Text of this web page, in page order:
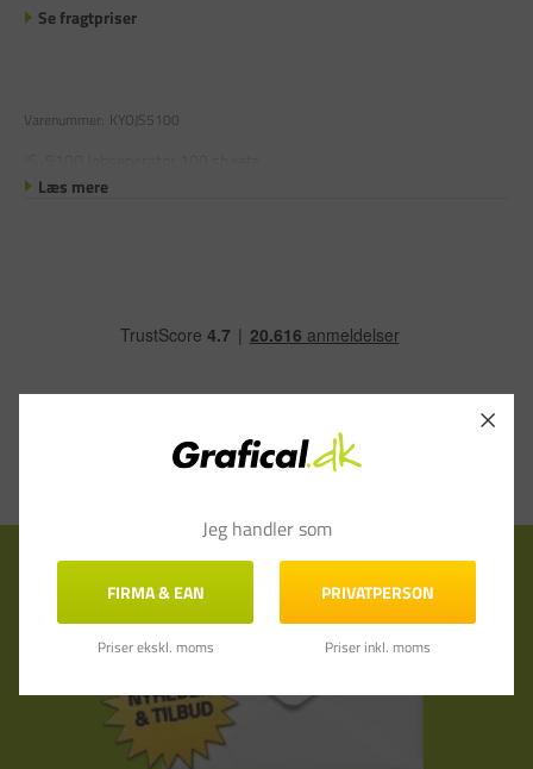
Se fragtpriser
Varenummer: KYOJS5100
Læs mere
Tilmeld nyhedsbrev
Jeg handler som
FIRMA & EAN
Priser ekskl. moms
PRIVATPERSON
Priser inkl. moms